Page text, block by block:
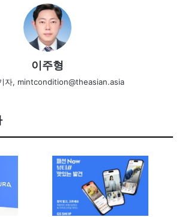
이주형
자, mintcondition@theasian.asia